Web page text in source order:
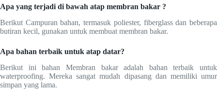
Apa yang terjadi di bawah atap membran bakar ?
Berikut Campuran bahan, termasuk poliester, fiberglass dan beberapa
butiran kecil, gunakan untuk membuat membran bakar.
Apa bahan terbaik untuk atap datar?
Berikut ini bahan Membran bakar adalah bahan terbaik untuk
waterproofing. Mereka sangat mudah dipasang dan memiliki umur
simpan yang lama.